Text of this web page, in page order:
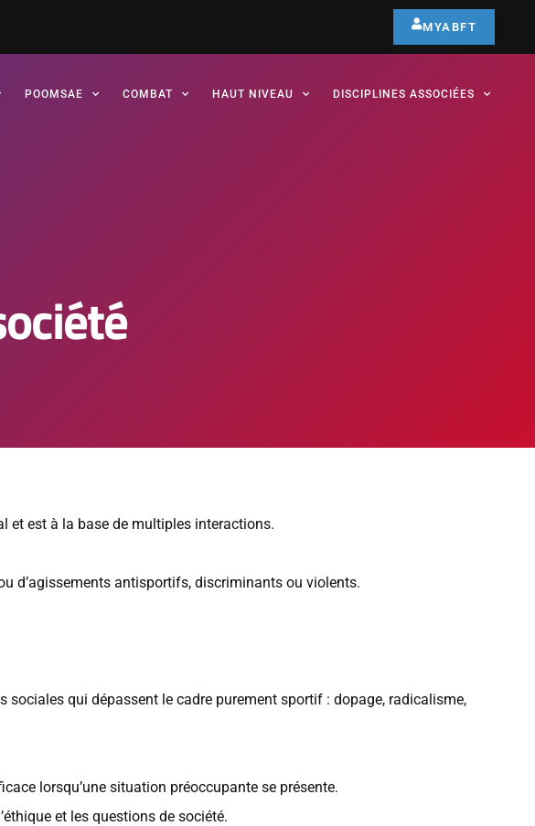
MYABFT
POOMSAE COMBAT HAUT NIVEAU DISCIPLINES ASSOCIÉES
et est à la base de multiples interactions.
d’agissements antisportifs, discriminants ou violents.
sociales qui dépassent le cadre purement sportif : dopage, radicalisme,
lorsqu’une situation préoccupante se présente.
et les questions de société.